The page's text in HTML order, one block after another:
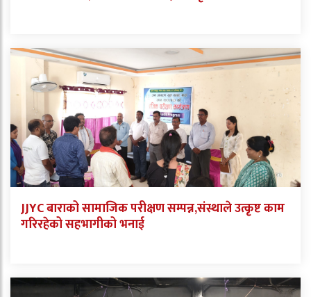
JJYC बाराको सामाजिक परीक्षण सम्पन्न,संस्थाले उत्कृष्ट काम
गरिरहेको सहभागीको भनाई